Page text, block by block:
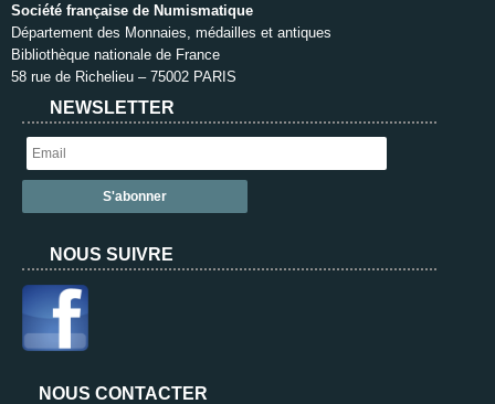
Société française de Numismatique
Département des Monnaies, médailles et antiques
Bibliothèque nationale de France
58 rue de Richelieu – 75002 PARIS
NEWSLETTER
NOUS SUIVRE
NOUS CONTACTER